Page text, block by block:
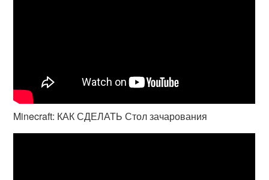
Minecraft: КАК СДЕЛАТЬ Стол зачарования